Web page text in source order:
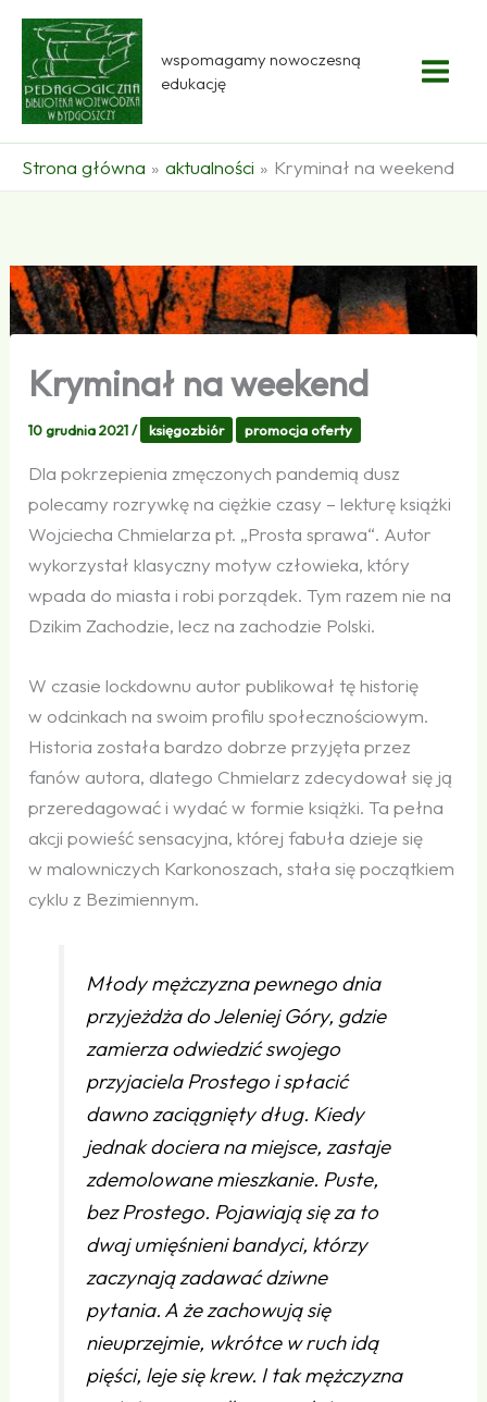
Przejdź
treści
wspomagamy nowoczesną
edukację
Strona główna aktualności Kryminał na weekend
Kryminał na weekend
10 grudnia 2021/ księgozbiór promocja oferty
Dla pokrzepienia zmęczonych pandemią dusz
polecamy rozrywkę na ciężkie czasy – lekturę książki
Wojciecha Chmielarza pt. „Prosta sprawa“. Autor
wykorzystał klasyczny motyw człowieka, który
wpada do miasta i robi porządek. Tym razem nie na
Dzikim Zachodzie, lecz na zachodzie Polski.
W czasie lockdownu autor publikował tę historię
w odcinkach na swoim profilu społecznościowym.
Historia została bardzo dobrze przyjęta przez
fanów autora, dlatego Chmielarz zdecydował się ją
przeredagować i wydać w formie książki. Ta pełna
akcji powieść sensacyjna, której fabuła dzieje się
w malowniczych Karkonoszach, stała się początkiem
cyklu z Bezimiennym.
Młody mężczyzna pewnego dnia
przyjeżdża do Jeleniej Góry, gdzie
zamierza odwiedzić swojego
przyjaciela Prostego i spłacić
dawno zaciągnięty dług. Kiedy
jednak dociera na miejsce, zastaje
zdemolowane mieszkanie. Puste,
bez Prostego. Pojawiają się za to
dwaj umięśnieni bandyci, którzy
zaczynają zadawać dziwne
pytania. A że zachowują się
nieuprzejmie, wkrótce w ruch idą
pięści, leje się krew. I tak mężczyzna